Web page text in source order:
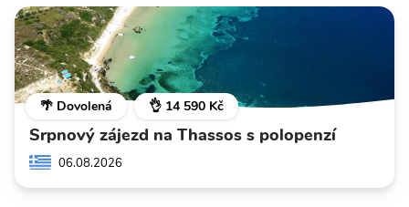
🌴 Dovolená 👌 14 590 Kč
Srpnový zájezd na Thassos s polopenzí
06.08.2026